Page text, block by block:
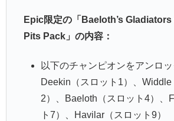
Epic限定の「Baeloth’s
Pits Pack」の内容：
以下のチャンピオンをアンロッ
Deekin（スロット1）、Widdle
2）、Baeloth（スロット4）、
ト7）、Havilar（スロット9）